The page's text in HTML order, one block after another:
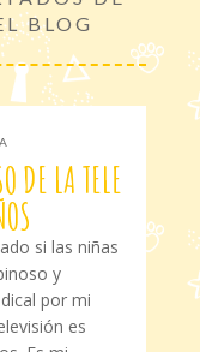
BLOG
DE LA TELE
si las niñas
y
por mi
es